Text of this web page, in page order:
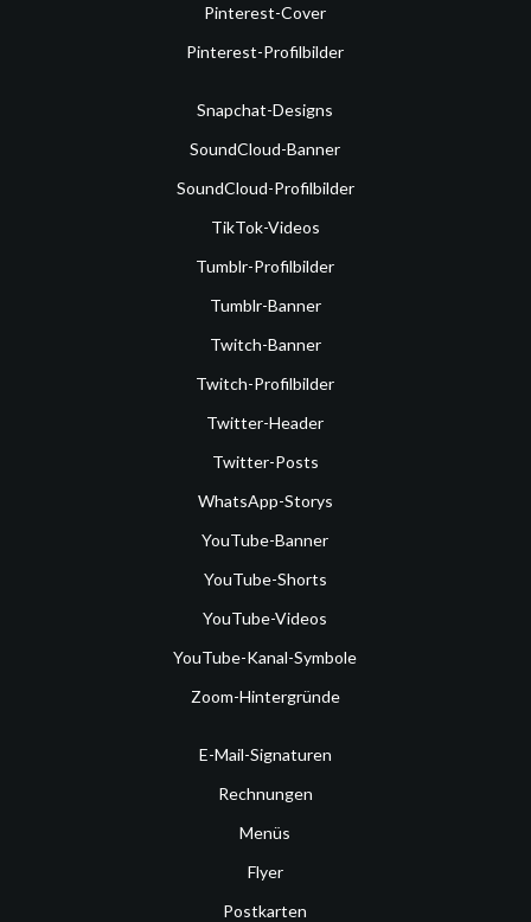
Pinterest-Cover
Pinterest-Profilbilder
Snapchat-Designs
SoundCloud-Banner
SoundCloud-Profilbilder
TikTok-Videos
Tumblr-Profilbilder
Tumblr-Banner
Twitch-Banner
Twitch-Profilbilder
Twitter-Header
Twitter-Posts
WhatsApp-Storys
YouTube-Banner
YouTube-Shorts
YouTube-Videos
YouTube-Kanal-Symbole
Zoom-Hintergründe
E-Mail-Signaturen
Rechnungen
Menüs
Flyer
Postkarten